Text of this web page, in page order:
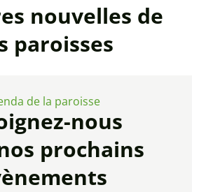
nouvelles de
paroisses
de la paroisse
nous
prochains